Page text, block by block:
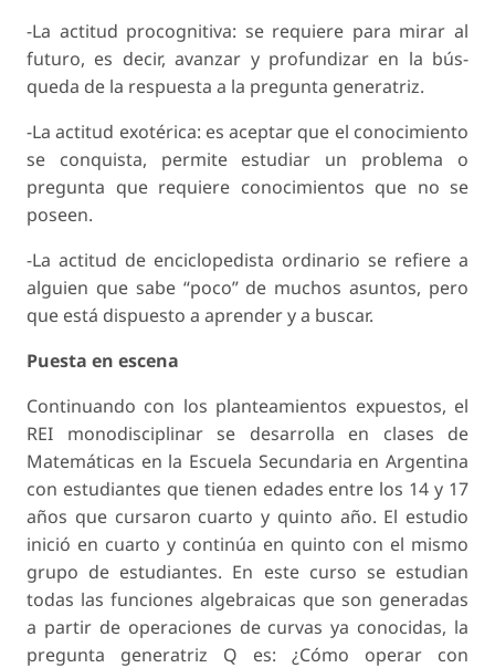
-La actitud procognitiva: se requiere para mirar al
futuro, es decir, avanzar y profundizar en la bús­
queda de la respuesta a la pregunta generatriz.
-La actitud exotérica: es aceptar que el conoci­miento
se conquista, permite estudiar un pro­blema o
pregunta que requiere conocimientos que no se
poseen.
-La actitud de enciclopedista ordinario se refiere a
alguien que sabe “poco” de muchos asuntos, pero
que está dispuesto a aprender y a buscar.
Puesta en escena
Continuando con los planteamientos expuestos, el
REI monodisciplinar se desarrolla en clases de
Matemáticas en la Escuela Secundaria en Argentina
con estudiantes que tienen edades entre los 14 y 17
años que cursaron cuarto y quinto año. El estudio
inició en cuarto y continúa en quinto con el mismo
grupo de estudiantes. En este curso se estudian
todas las funciones algebraicas que son generadas
a partir de operaciones de curvas ya conocidas, la
pregunta generatriz Q es: ¿Cómo operar con